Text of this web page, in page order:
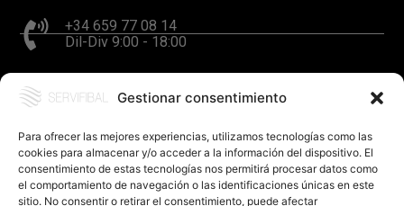
Gestionar consentimiento
Para ofrecer las mejores experiencias, utilizamos tecnologías como las
cookies para almacenar y/o acceder a la información del dispositivo. El
consentimiento de estas tecnologías nos permitirá procesar datos como
el comportamiento de navegación o las identificaciones únicas en este
sitio. No consentir o retirar el consentimiento, puede afectar
+34 659 77 08 14
Dil-Div 9:00 - 18:00
hola@servifibal.cat